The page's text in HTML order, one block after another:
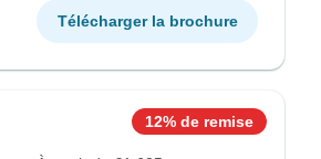
Télécharger la brochure
12% de remise